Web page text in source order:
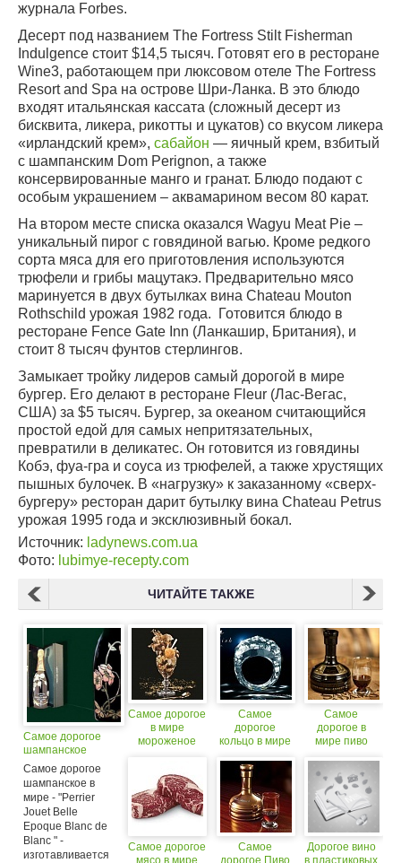
журнала Forbes.
Десерт под названием The Fortress Stilt Fisherman
Indulgence стоит $14,5 тысяч. Готовят его в ресторане
Wine3, работающем при люксовом отеле The Fortress
Resort and Spa на острове Шри-Ланка. В это блюдо
входят итальянская кассата (сложный десерт из
бисквита, ликера, рикотты и цукатов) со вкусом ликера
«ирландский крем», сабайон — яичный крем, взбитый
с шампанским Dom Perignon, а также
консервированные манго и гранат. Блюдо подают с
особым украшением – аквамарином весом 80 карат.
На втором месте списка оказался Wagyu Meat Pie –
уникальный пирог с говядиной вагью. Кроме редкого
сорта мяса для его приготовления используются
трюфели и грибы мацутакэ. Предварительно мясо
маринуется в двух бутылках вина Chateau Mouton
Rothschild урожая 1982 года. Готовится блюдо в
ресторане Fence Gate Inn (Ланкашир, Британия), и
стоит 8 тысяч фунтов стерлингов.
Замыкает тройку лидеров самый дорогой в мире
бургер. Его делают в ресторане Fleur (Лас-Вегас,
США) за $5 тысяч. Бургер, за океаном считающийся
простой едой для самых непритязательных,
превратили в деликатес. Он готовится из говядины
Кобэ, фуа-гра и соуса из трюфелей, а также хрустящих
пышных булочек. В «нагрузку» к заказанному «сверх-
бургеру» ресторан дарит бутылку вина Chateau Petrus
урожая 1995 года и эксклюзивный бокал.
Источник: ladynews.com.ua
Фото: lubimye-recepty.com
ЧИТАЙТЕ ТАКЖЕ
Самое дорогое
шампанское
Самое дорогое
шампанское в
мире - "Perrier
Jouet Belle
Epoque Blanc de
Blanc " -
изготавливается
Самое дорогое
в мире
мороженое
Самое дорогое
мясо в мире
Самое
дорогое
кольцо в мире
цельного
алмаза. $
70.000.000
Самое
дорогое Пиво
Самое
дорогое в
мире пиво
за бутылку
Дорогое вино
в пластиковых